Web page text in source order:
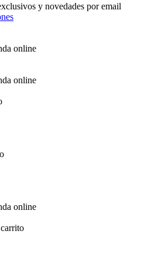
y novedades por email